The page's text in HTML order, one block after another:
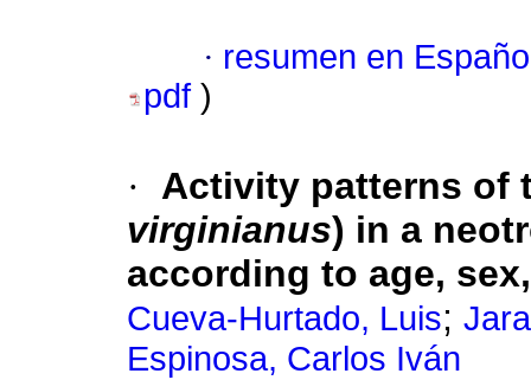
· resumen en
pdf )
·
Activity patterns of
virginianus) in a
according to age,
Cueva-Hurtado, Luis;
Espinosa, Carlos Iván